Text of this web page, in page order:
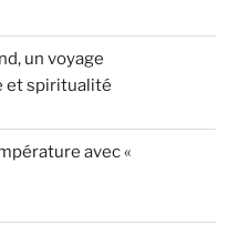
un voyage
et spiritualité
avec «